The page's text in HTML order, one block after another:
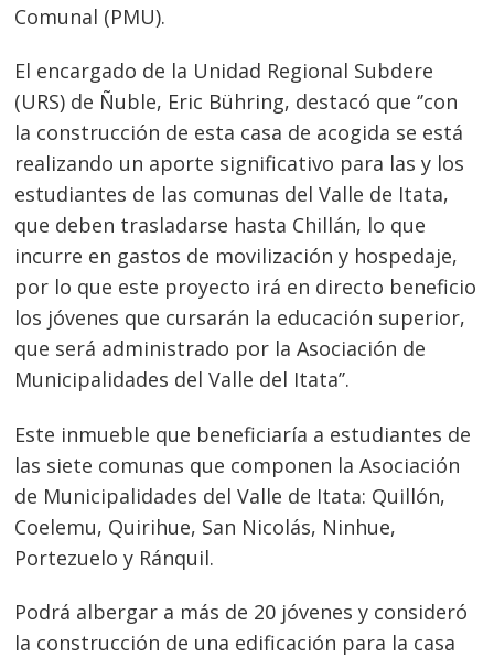
Comunal (PMU).
El encargado de la Unidad Regional Subdere
(URS) de Ñuble, Eric Bühring, destacó que ‘’con
la construcción de esta casa de acogida se está
realizando un aporte significativo para las y los
estudiantes de las comunas del Valle de Itata,
que deben trasladarse hasta Chillán, lo que
incurre en gastos de movilización y hospedaje,
por lo que este proyecto irá en directo beneficio
los jóvenes que cursarán la educación superior,
que será administrado por la Asociación de
Municipalidades del Valle del Itata’’.
Este inmueble que beneficiaría a estudiantes de
las siete comunas que componen la Asociación
de Municipalidades del Valle de Itata: Quillón,
Coelemu, Quirihue, San Nicolás, Ninhue,
Portezuelo y Ránquil.
Podrá albergar a más de 20 jóvenes y consideró
la construcción de una edificación para la casa
de
entradas